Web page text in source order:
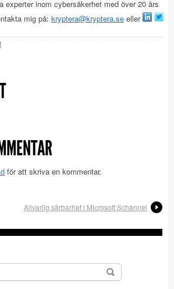
experter inom cybersäkerhet med över 20 års
mig på: kryptera@kryptera.se eller
för att skriva en kommentar.
Allvarlig sårbarhet i Microsoft Schannel